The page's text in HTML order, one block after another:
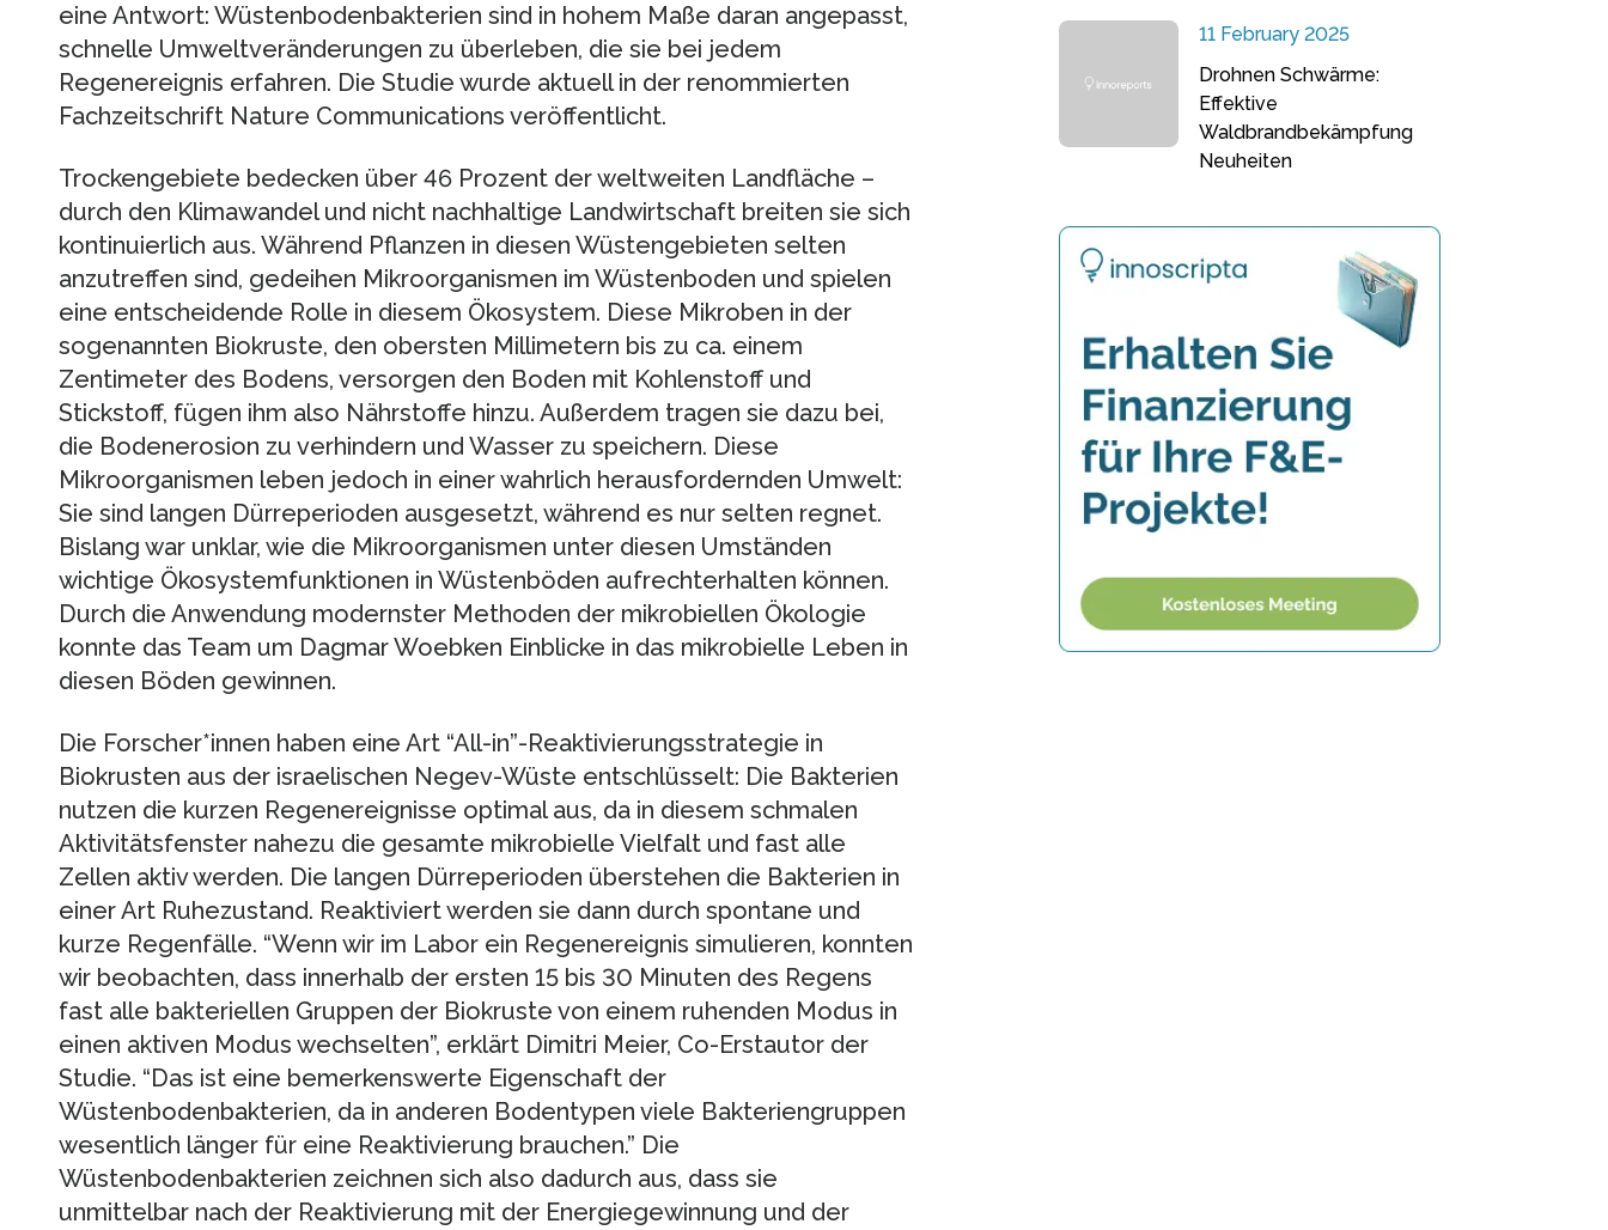
eine Antwort: Wüstenbodenbakterien sind in hohem Maße daran angepasst,
schnelle Umweltveränderungen zu überleben, die sie bei jedem
Regenereignis erfahren. Die Studie wurde aktuell in der renommierten
Fachzeitschrift Nature Communications veröffentlicht.
Trockengebiete bedecken über 46 Prozent der weltweiten Landfläche –
durch den Klimawandel und nicht nachhaltige Landwirtschaft breiten sie sich
kontinuierlich aus. Während Pflanzen in diesen Wüstengebieten selten
anzutreffen sind, gedeihen Mikroorganismen im Wüstenboden und spielen
eine entscheidende Rolle in diesem Ökosystem. Diese Mikroben in der
sogenannten Biokruste, den obersten Millimetern bis zu ca. einem
Zentimeter des Bodens, versorgen den Boden mit Kohlenstoff und
Stickstoff, fügen ihm also Nährstoffe hinzu. Außerdem tragen sie dazu bei,
die Bodenerosion zu verhindern und Wasser zu speichern. Diese
Mikroorganismen leben jedoch in einer wahrlich herausfordernden Umwelt:
Sie sind langen Dürreperioden ausgesetzt, während es nur selten regnet.
Bislang war unklar, wie die Mikroorganismen unter diesen Umständen
wichtige Ökosystemfunktionen in Wüstenböden aufrechterhalten können.
Durch die Anwendung modernster Methoden der mikrobiellen Ökologie
konnte das Team um Dagmar Woebken Einblicke in das mikrobielle Leben in
diesen Böden gewinnen.
Die Forscher*innen haben eine Art “All-in”-Reaktivierungsstrategie in
Biokrusten aus der israelischen Negev-Wüste entschlüsselt: Die Bakterien
nutzen die kurzen Regenereignisse optimal aus, da in diesem schmalen
Aktivitätsfenster nahezu die gesamte mikrobielle Vielfalt und fast alle
Zellen aktiv werden. Die langen Dürreperioden überstehen die Bakterien in
einer Art Ruhezustand. Reaktiviert werden sie dann durch spontane und
kurze Regenfälle. “Wenn wir im Labor ein Regenereignis simulieren, konnten
wir beobachten, dass innerhalb der ersten 15 bis 30 Minuten des Regens
fast alle bakteriellen Gruppen der Biokruste von einem ruhenden Modus in
einen aktiven Modus wechselten”, erklärt Dimitri Meier, Co-Erstautor der
Studie. “Das ist eine bemerkenswerte Eigenschaft der
Wüstenbodenbakterien, da in anderen Bodentypen viele Bakteriengruppen
wesentlich länger für eine Reaktivierung brauchen.” Die
Wüstenbodenbakterien zeichnen sich also dadurch aus, dass sie
unmittelbar nach der Reaktivierung mit der Energiegewinnung und der
11 February 2025
Drohnen Schwärme:
Effektive
Waldbrandbekämpfung
Neuheiten